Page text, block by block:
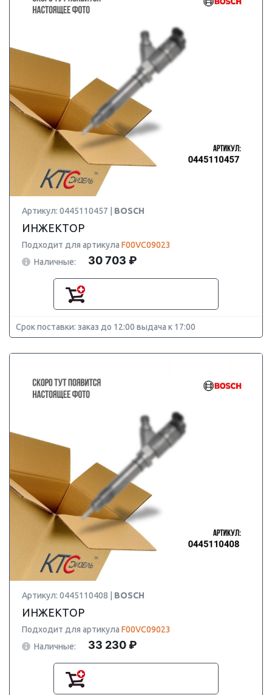
Артикул: 0445110457 | BOSCH
ИНЖЕКТОР
Подходит для артикула F00VC09023
Наличные:
30 703 ₽
Срок поставки: заказ до 12:00 выдача к 17:00
Артикул: 0445110408 | BOSCH
ИНЖЕКТОР
Подходит для артикула F00VC09023
Наличные:
33 230 ₽